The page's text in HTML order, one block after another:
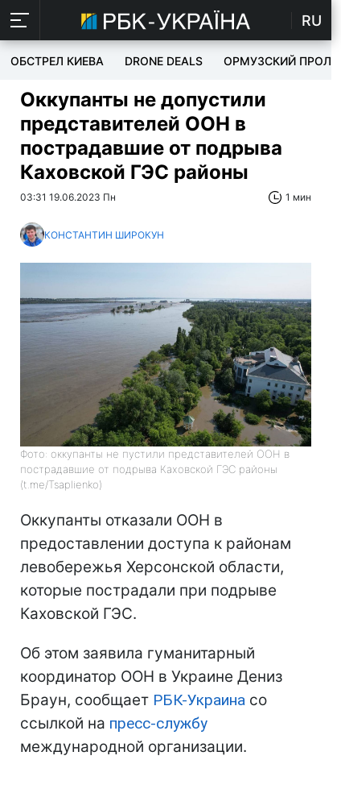
RU
ОБСТРЕЛ КИЕВА DRONE DEALS ОРМУЗСКИЙ ПРОЛИВ
Оккупанты не допустили
представителей ООН в
пострадавшие от подрыва
Каховской ГЭС районы
03:31 19.06.2023 Пн 1 мин
КОНСТАНТИН ШИРОКУН
Фото: оккупанты не пустили представителей ООН в
пострадавшие от подрыва Каховской ГЭС районы
(t.me/Tsaplienko)
Оккупанты отказали ООН в
предоставлении доступа к районам
левобережья Херсонской области,
которые пострадали при подрыве
Каховской ГЭС.
Об этом заявила гуманитарный
координатор ООН в Украине Дениз
Браун, сообщает РБК-Украина со
ссылкой на пресс-службу
международной организации.